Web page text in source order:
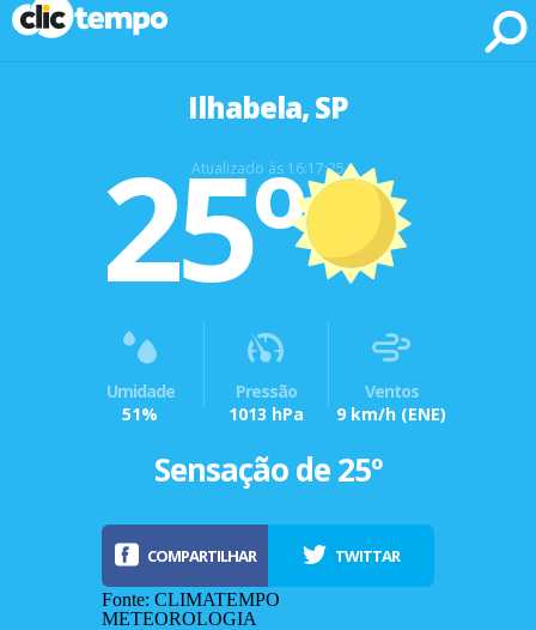
Ilhabela, SP
Fonte: CLIMATEMPO METEOROLOGIA
Atualizado às 16:17:25
25º
Umidade
51%
Pressão
1013 hPa
Ventos
9 km/h (ENE)
Sensação de 25º
COMPARTILHAR TWITTAR
Fonte: CLIMATEMPO
METEOROLOGIA